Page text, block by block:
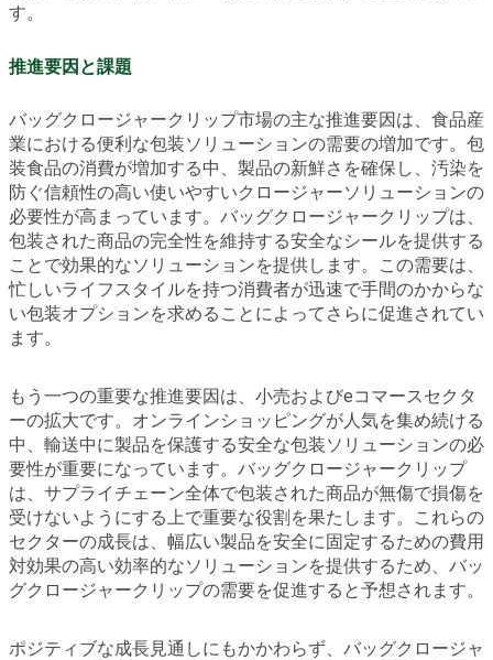
す。
推進要因と課題
バッグクロージャークリップ市場の主な推進要因は、食品産
業における便利な包装ソリューションの需要の増加です。包
装食品の消費が増加する中、製品の新鮮さを確保し、汚染を
防ぐ信頼性の高い使いやすいクロージャーソリューションの
必要性が高まっています。バッグクロージャークリップは、
包装された商品の完全性を維持する安全なシールを提供する
ことで効果的なソリューションを提供します。この需要は、
忙しいライフスタイルを持つ消費者が迅速で手間のかからな
い包装オプションを求めることによってさらに促進されてい
ます。
もう一つの重要な推進要因は、小売およびeコマースセクタ
ーの拡大です。オンラインショッピングが人気を集め続ける
中、輸送中に製品を保護する安全な包装ソリューションの必
要性が重要になっています。バッグクロージャークリップ
は、サプライチェーン全体で包装された商品が無傷で損傷を
受けないようにする上で重要な役割を果たします。これらの
セクターの成長は、幅広い製品を安全に固定するための費用
対効果の高い効率的なソリューションを提供するため、バッ
グクロージャークリップの需要を促進すると予想されます。
ポジティブな成長見通しにもかかわらず、バッグクロージャ